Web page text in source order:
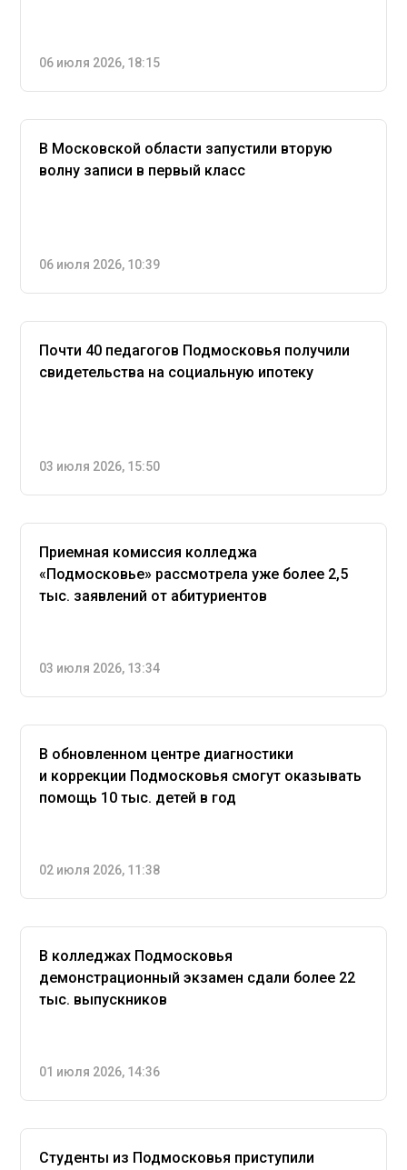
06 июля 2026, 18:15
В Московской области запустили вторую
волну записи в первый класс
06 июля 2026, 10:39
Почти 40 педагогов Подмосковья получили
свидетельства на социальную ипотеку
03 июля 2026, 15:50
Приемная комиссия колледжа
«Подмосковье» рассмотрела уже более 2,5
тыс. заявлений от абитуриентов
03 июля 2026, 13:34
В обновленном центре диагностики
и коррекции Подмосковья смогут оказывать
помощь 10 тыс. детей в год
02 июля 2026, 11:38
В колледжах Подмосковья
демонстрационный экзамен сдали более 22
тыс. выпускников
01 июля 2026, 14:36
Студенты из Подмосковья приступили